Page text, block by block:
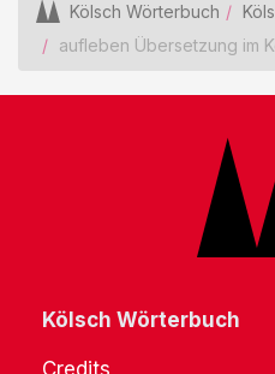
Kölsch Wörterbuch
aufleben Übersetzung im
Kölsch Wörterbuch
Credits